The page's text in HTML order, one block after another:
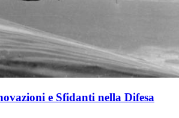
e Sfidanti nella Difesa